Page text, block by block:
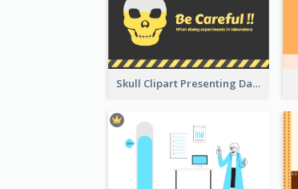
Skull Clipart Presenting Dangerous